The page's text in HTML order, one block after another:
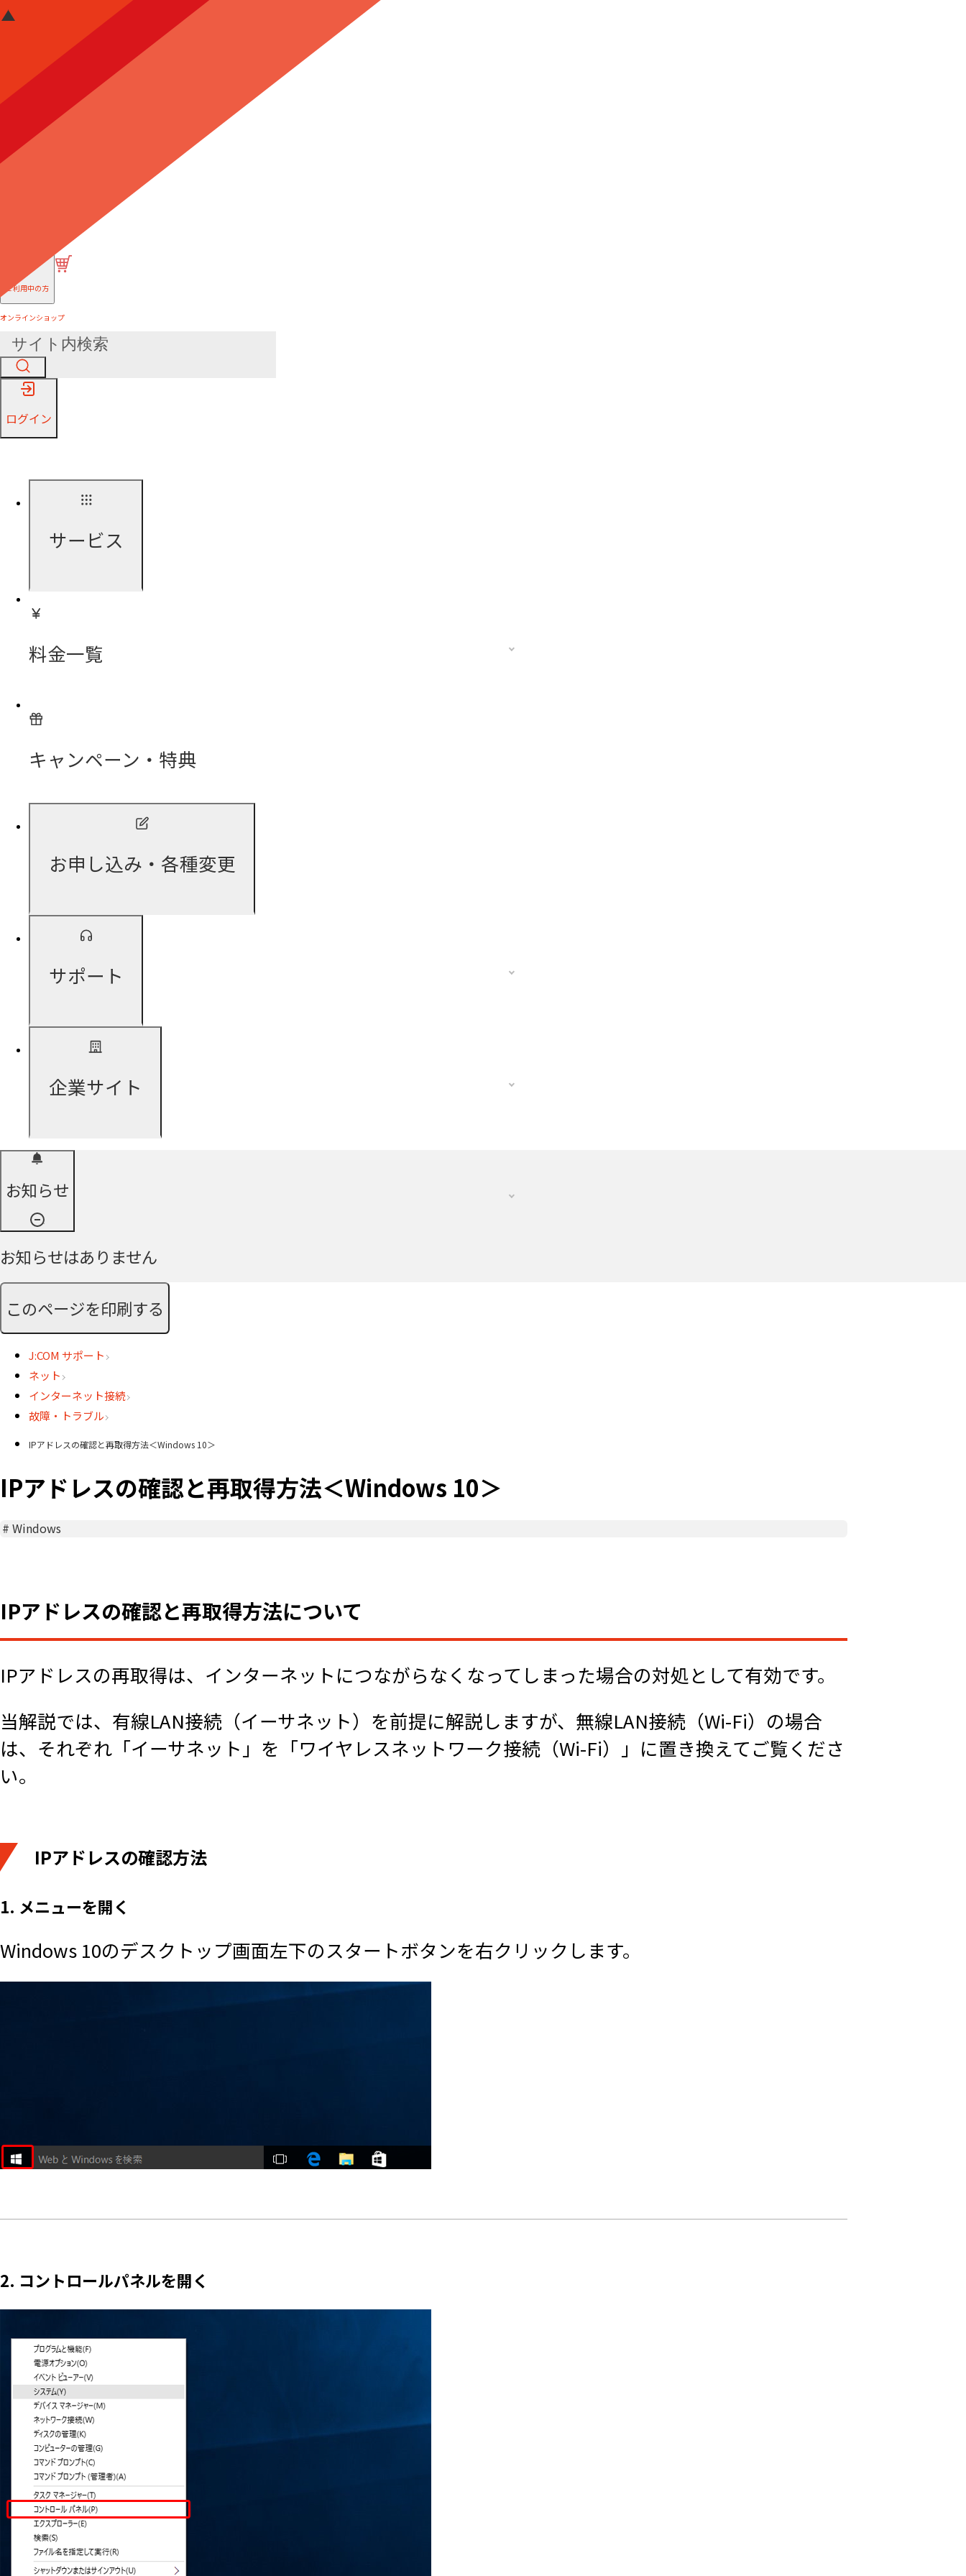
ご利用中の方
オンラインショップ
ログイン
サービス
料金一覧
キャンペーン・特典
お申し込み・各種変更
サポート
企業サイト
お知らせ
お知らせはありません
このページを印刷する
J:COM サポート
ネット
インターネット接続
故障・トラブル
IPアドレスの確認と再取得方法＜Windows 10＞
IPアドレスの確認と再取得方法＜Windows 10＞
#Windows
IPアドレスの確認と再取得方法について
IPアドレスの再取得は、インターネットにつながらなくなってしまった場合の対処として有効です。
当解説では、有線LAN接続（イーサネット）を前提に解説しますが、無線LAN接続（Wi-Fi）の場合
は、それぞれ「イーサネット」を「ワイヤレスネットワーク接続（Wi-Fi）」に置き換えてご覧くださ
い。
IPアドレスの確認方法
1. メニューを開く
Windows 10のデスクトップ画面左下のスタートボタンを右クリックします。
2. コントロールパネルを開く